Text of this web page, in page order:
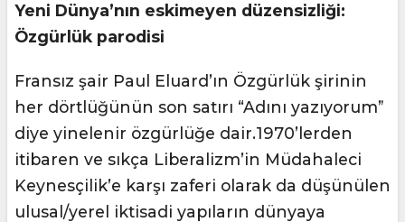
Yeni Dünya’nın eskimeyen düzensizliği:
Özgürlük parodisi
Fransız şair Paul Eluard’ın Özgürlük şirinin
her dörtlüğünün son satırı “Adını yazıyorum”
diye yinelenir özgürlüğe dair.1970’lerden
itibaren ve sıkça Liberalizm’in Müdahaleci
Keynesçilik’e karşı zaferi olarak da düşünülen
ulusal/yerel iktisadi yapıların dünyaya